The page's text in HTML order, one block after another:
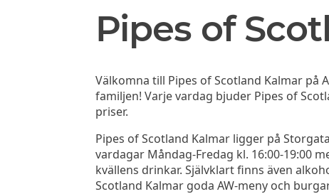
Pipes of
Välkomna till Pipes of Scotland Kalmar
familjen! Varje vardag bjuder Pipes of
priser.
Pipes of Scotland Kalmar ligger på
vardagar Måndag-Fredag kl. 16:00-19:00
kvällens drinkar. Självklart finns även
Scotland Kalmar goda AW-meny och